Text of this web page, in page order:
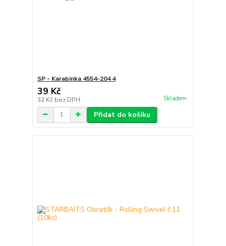
SP - Karabinka 4554-204 4
39 Kč
32 Kč bez DPH Skladem
Přidat do košíku